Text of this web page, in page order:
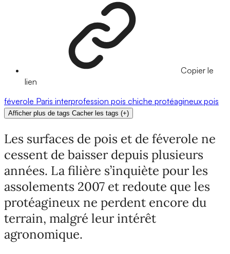
Copier le
lien
féverole Paris interprofession pois chiche protéagineux pois
Afficher plus de tags Cacher les tags (+)
Les surfaces de pois et de féverole ne
cessent de baisser depuis plusieurs
années. La filière s’inquiète pour les
assolements 2007 et redoute que les
protéagineux ne perdent encore du
terrain, malgré leur intérêt
agronomique.